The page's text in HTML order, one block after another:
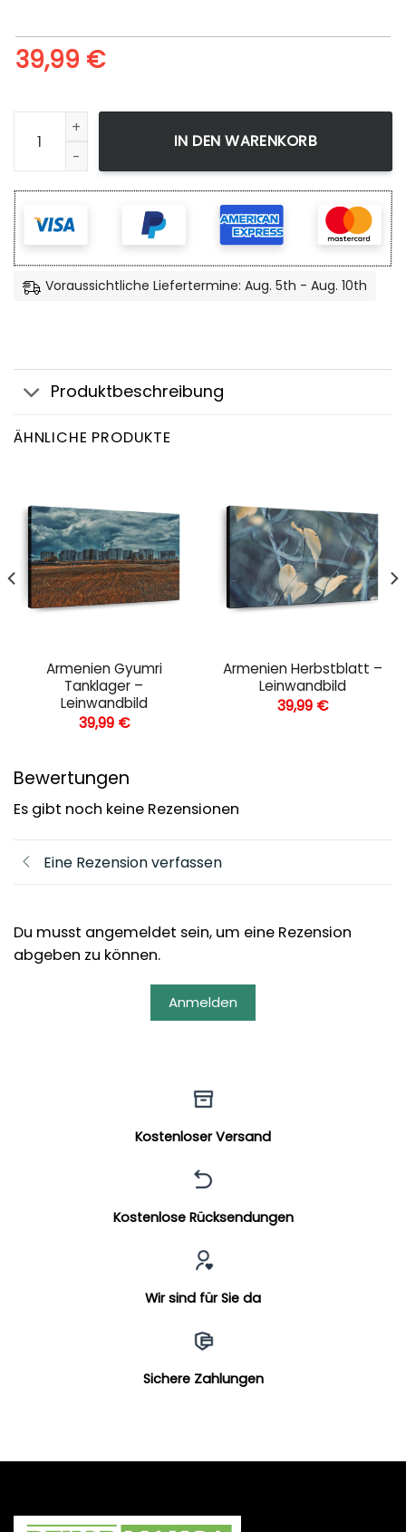
39,99 €
Baum Am Wasser Herbst - Leinwandbild Menge
IN DEN WARENKORB
Voraussichtliche Liefertermine: Aug. 5th - Aug. 10th
Produktbeschreibung
ÄHNLICHE PRODUKTE
Armenien Gyumri
Tanklager –
Leinwandbild
39,99 €
Armenien Herbstblatt –
Leinwandbild
39,99 €
Bewertungen
Es gibt noch keine Rezensionen
Eine Rezension verfassen
Du musst angemeldet sein, um eine Rezension
abgeben zu können.
Anmelden
Kostenloser Versand
Kostenlose Rücksendungen
Wir sind für Sie da
Sichere Zahlungen